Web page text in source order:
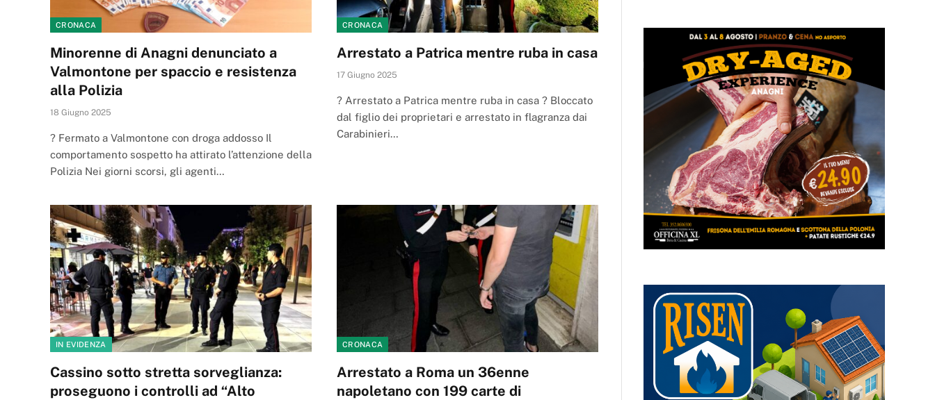
CRONACA
Minorenne di Anagni denunciato a
Valmontone per spaccio e resistenza
alla Polizia
18 Giugno 2025
? Fermato a Valmontone con droga addosso Il
comportamento sospetto ha attirato l’attenzione della
Polizia Nei giorni scorsi, gli agenti…
CRONACA
Arrestato a Patrica mentre ruba in casa
17 Giugno 2025
? Arrestato a Patrica mentre ruba in casa ? Bloccato
dal figlio dei proprietari e arrestato in flagranza dai
Carabinieri…
IN EVIDENZA
Cassino sotto stretta sorveglianza:
proseguono i controlli ad “Alto
CRONACA
Arrestato a Roma un 36enne
napoletano con 199 carte di